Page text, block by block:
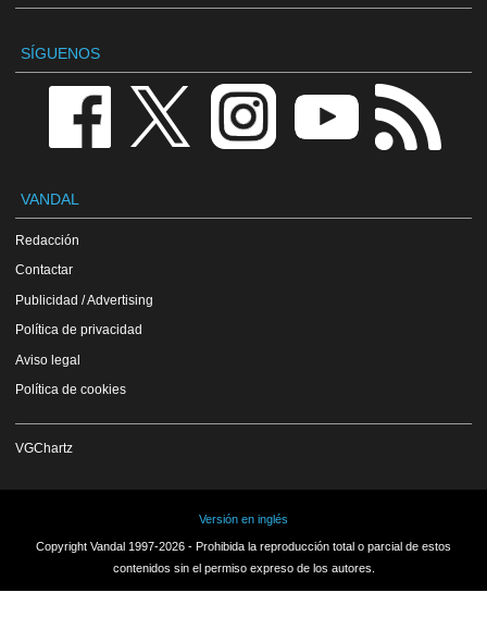
SÍGUENOS
VANDAL
Redacción
Contactar
Publicidad / Advertising
Política de privacidad
Aviso legal
Política de cookies
VGChartz
Versión en inglés
Copyright Vandal 1997-2026 - Prohibida la reproducción total o parcial de estos
contenidos sin el permiso expreso de los autores.